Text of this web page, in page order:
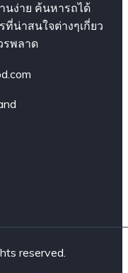
นง่าย ค้นหารถได้
น่าสนใจต่างๆเกี่ยว
พลาด
reserved.